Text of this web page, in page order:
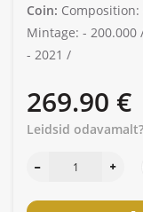
Coin: Composition:
Mintage: - 200.000
- 2021 /
269.90 €
Leidsid odavamalt?